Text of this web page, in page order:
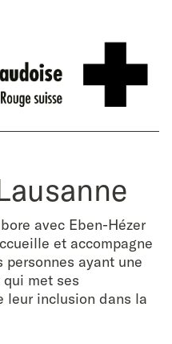
avec Eben-Hézer
et accompagne
personnes ayant une
met ses
leur inclusion dans la